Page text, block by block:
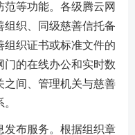
等功能。各级腾云网
组织、同级慈善信托备
组织证书或标准文件的
门的在线办公和实时数
之间、管理机关与慈善
发布服务。根据组织章